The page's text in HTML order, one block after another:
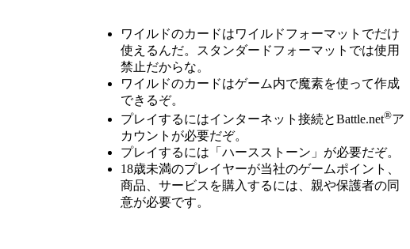
Available actions
ワイルドのカードはワイルドフォーマットでだけ
使えるんだ。スタンダードフォーマットでは使用
禁止だからな。
ワイルドのカードはゲーム内で魔素を使って作成
できるぞ。
プレイするにはインターネット接続とBattle.net®ア
カウントが必要だぞ。
プレイするには「ハースストーン」が必要だぞ。
18歳未満のプレイヤーが当社のゲームポイント、
商品、サービスを購入するには、親や保護者の同
意が必要です。